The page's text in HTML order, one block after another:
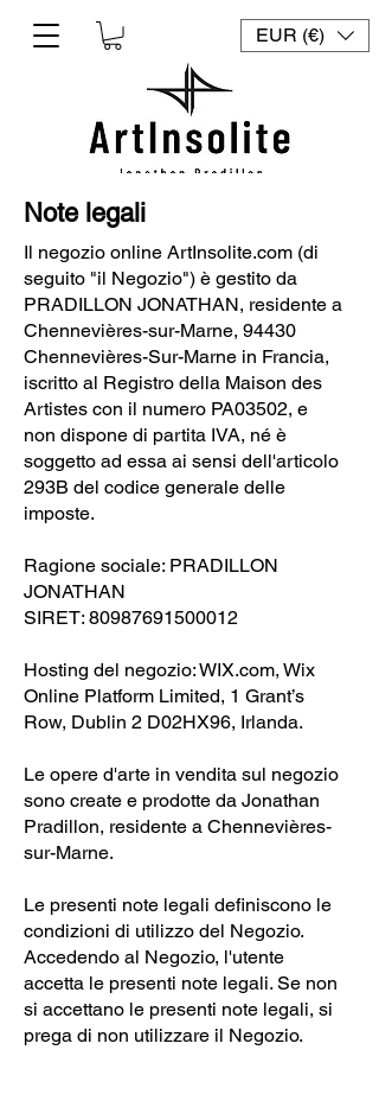
EUR (€)
Note legali
Il negozio online ArtInsolite.com (di
seguito "il Negozio") è gestito da
PRADILLON JONATHAN, residente a
Chennevières-sur-Marne, 94430
Chennevières-Sur-Marne in Francia,
iscritto al Registro della Maison des
Artistes con il numero PA03502, e
non dispone di partita IVA, né è
soggetto ad essa ai sensi dell'articolo
293B del codice generale delle
imposte.
Ragione sociale: PRADILLON
JONATHAN
SIRET: 80987691500012
Hosting del negozio: WIX.com, ​Wix
Online Platform Limited, 1 Grant’s
Row, Dublin 2 D02HX96, Irlanda.
Le opere d'arte in vendita sul negozio
sono create e prodotte da Jonathan
Pradillon, residente a Chennevières-
sur-Marne.
Le presenti note legali definiscono le
condizioni di utilizzo del Negozio.
Accedendo al Negozio, l'utente
accetta le presenti note legali. Se non
si accettano le presenti note legali, si
prega di non utilizzare il Negozio.